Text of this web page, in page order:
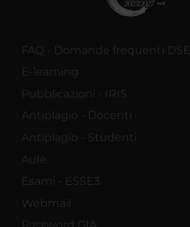
FAQ - Domande frequenti DSE
E-learning
Pubblicazioni - IRIS
Antiplagio - Docenti
Antiplagio - Studenti
Aule
Esami - ESSE3
Webmail